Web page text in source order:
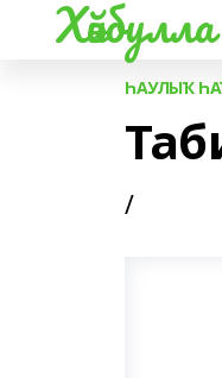
Хәйбулла
ҺАУЛЫҠ
/